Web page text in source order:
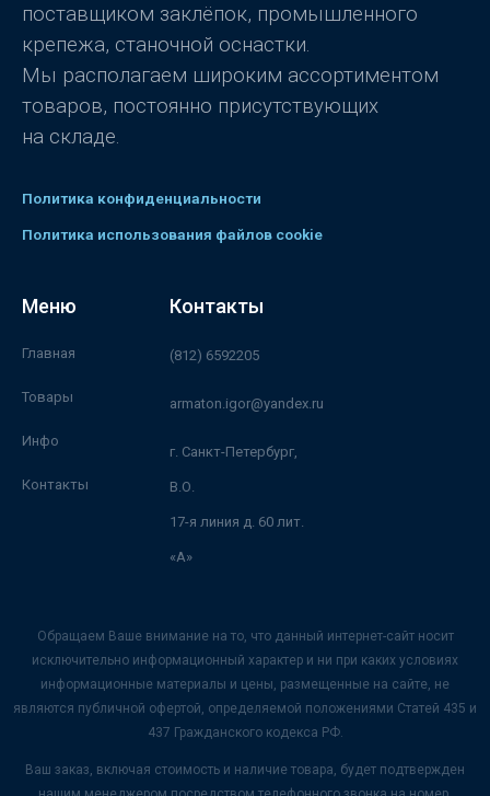
поставщиком заклёпок, промышленного
крепежа, станочной оснастки.
Мы располагаем широким ассортиментом
товаров, постоянно присутствующих
на складе.
Политика конфиденциальности
Политика использования файлов cookie
Меню
Главная
Товары
Инфо
Контакты
Контакты
(812) 6592205
armaton.igor@yandex.ru
г. Санкт-Петербург,
В.О.
17-я линия д. 60 лит.
«А»
Обращаем Ваше внимание на то, что данный интернет-сайт носит
исключительно информационный характер и ни при каких условиях
информационные материалы и цены, размещенные на сайте, не
являются публичной офертой, определяемой положениями Статей 435 и
437 Гражданского кодекса РФ.
Ваш заказ, включая стоимость и наличие товара, будет подтвержден